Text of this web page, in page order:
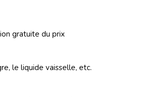
gratuite du prix
le liquide vaisselle, etc.